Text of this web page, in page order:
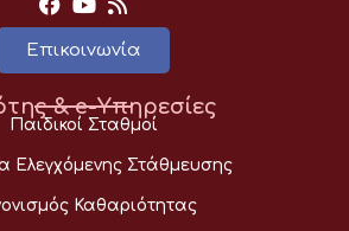
Επικοινωνία
& e-Υπηρεσίες
Παιδικοί Σταθμοί
Ελεγχόμενης Στάθμευσης
Καθαριότητας